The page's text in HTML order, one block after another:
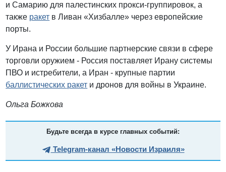
и Самарию для палестинских прокси-группировок, а
также ракет в Ливан «Хизбалле» через европейские
порты.
У Ирана и России большие партнерские связи в сфере
торговли оружием - Россия поставляет Ирану системы
ПВО и истребители, а Иран - крупные партии
баллистических ракет и дронов для войны в Украине.
Ольга Божкова
Будьте всегда в курсе главных событий:
Telegram-канал «Новости Израиля»